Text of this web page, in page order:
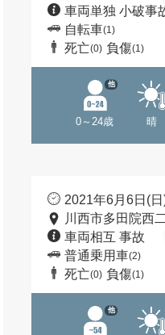
車両単独 小破事
自転車(1)
死亡(0) 負傷(1)
0～24歳
他
晴
2021年6月6日(
川西市多田院西
車両相互 事故
普通乗用車(2)
死亡(0) 負傷(1)
他